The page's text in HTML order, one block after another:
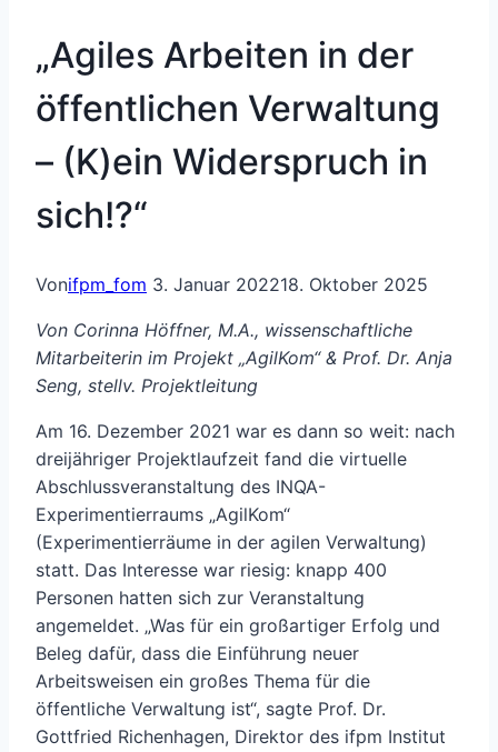
„Agiles Arbeiten in der
öffentlichen Verwaltung
– (K)ein Widerspruch in
sich!?“
Vonifpm_fom 3. Januar 202218. Oktober 2025
Von Corinna Höffner, M.A., wissenschaftliche
Mitarbeiterin im Projekt „AgilKom“ & Prof. Dr. Anja
Seng, stellv. Projektleitung
Am 16. Dezember 2021 war es dann so weit: nach
dreijähriger Projektlaufzeit fand die virtuelle
Abschlussveranstaltung des INQA-
Experimentierraums „AgilKom“
(Experimentierräume in der agilen Verwaltung)
statt. Das Interesse war riesig: knapp 400
Personen hatten sich zur Veranstaltung
angemeldet. „Was für ein großartiger Erfolg und
Beleg dafür, dass die Einführung neuer
Arbeitsweisen ein großes Thema für die
öffentliche Verwaltung ist“, sagte Prof. Dr.
Gottfried Richenhagen, Direktor des ifpm Institut